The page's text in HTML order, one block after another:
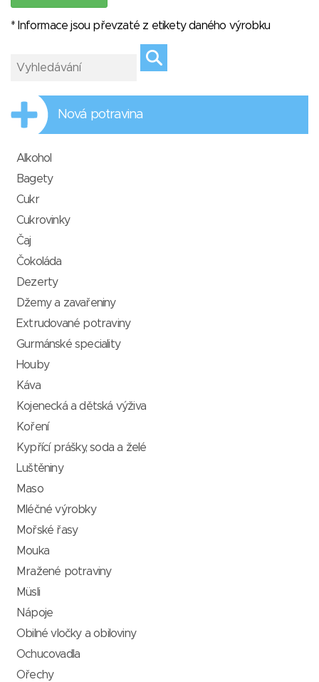
* Informace jsou převzaté z etikety daného výrobku
Nová potravina
Alkohol
Bagety
Cukr
Cukrovinky
Čaj
Čokoláda
Dezerty
Džemy a zavařeniny
Extrudované potraviny
Gurmánské speciality
Houby
Káva
Kojenecká a dětská výživa
Koření
Kypřící prášky, soda a želé
Luštěniny
Maso
Mléčné výrobky
Mořské řasy
Mouka
Mražené potraviny
Müsli
Nápoje
Obilné vločky a obiloviny
Ochucovadla
Ořechy